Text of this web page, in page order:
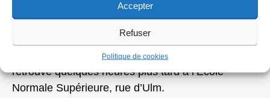
Accepter
Refuser
Politique de cookies
suis noyé sous les lacrymogènes et assourdi par
les grenades. Je ne vois ni les flics ni les
manifestants. L’occupation de la Sorbonne vient de
commencer. Je ne connais personne et je me
retrouve quelques heures plus tard à l’Ecole
Normale Supérieure, rue d’Ulm.